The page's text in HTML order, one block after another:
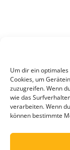
Um dir ein
Cookies, um
zuzugreifen. Wenn
wie das
verarbeiten. Wenn
können bestimmte